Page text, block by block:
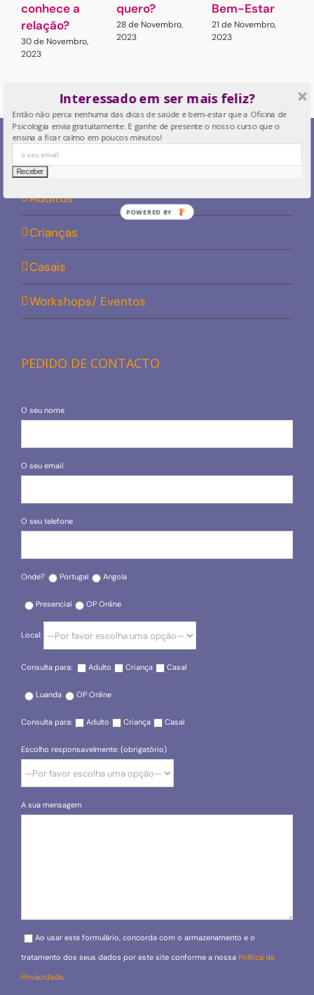
conhece a
relação?
30 de Novembro,
2023
quero?
28 de Novembro,
2023
Bem-Estar
21 de Novembro,
2023
PROBLEMAS & SOLUÇÕES
Adultos
Crianças
Casais
Workshops/ Eventos
PEDIDO DE CONTACTO
O seu nome
O seu email
O seu telefone
Onde? Portugal Angola
Presencial OP Online
Local:
Consulta para: Adulto Criança Casal
Luanda OP Online
Consulta para: Adulto Criança Casal
Escolho responsavelmente: (obrigatório)
A sua mensagem
Please leave this field empty.
Ao usar este formulário, concorda com o armazenamento e o
tratamento dos seus dados por este site conforme a nossa Política de
Privacidade.
Interessado em ser mais feliz?
Então não perca nenhuma das dicas de saúde e bem-estar que a Oficina de
Psicologia envia gratuitamente. E ganhe de presente o nosso curso que o
ensina a ficar calmo em poucos minutos!
POWERED BY